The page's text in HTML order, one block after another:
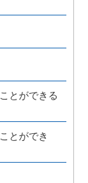
とができる
とができ